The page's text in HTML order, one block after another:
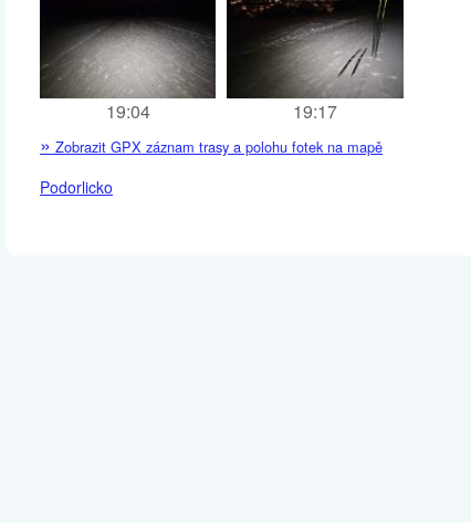
19:04 19:17
» Zobrazit GPX záznam trasy a polohu fotek na mapě
Podorlicko